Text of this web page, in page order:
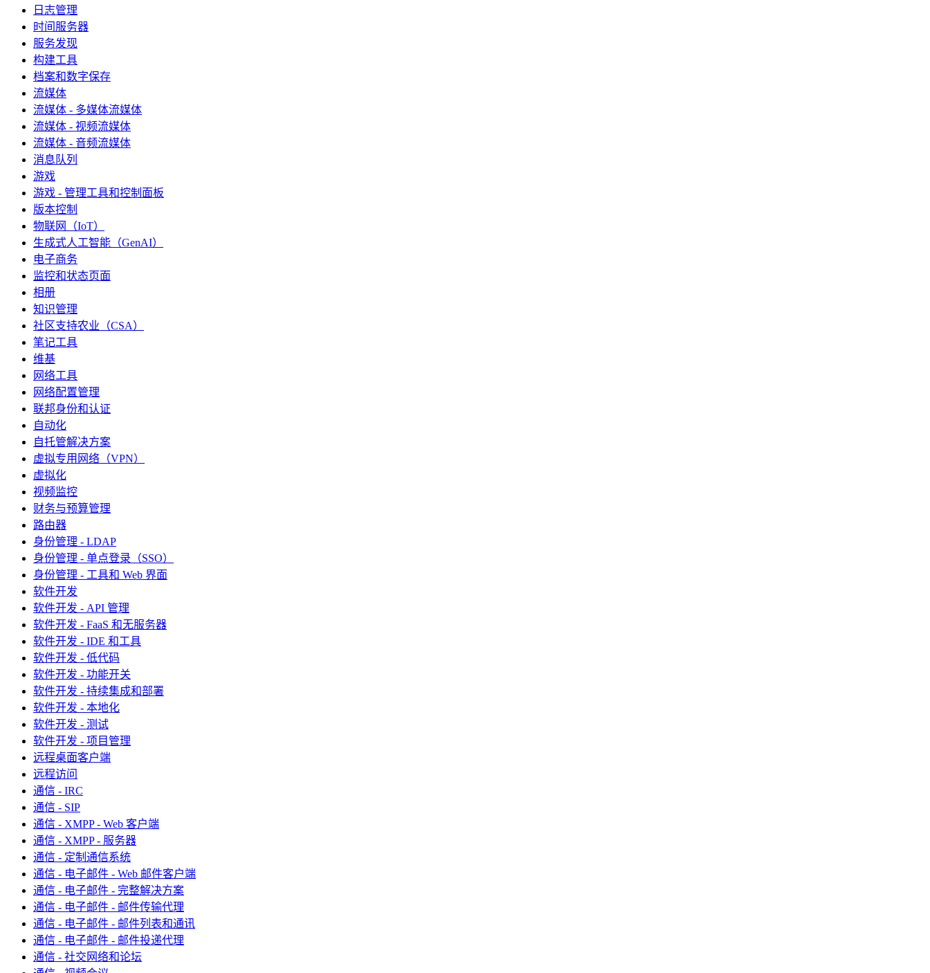
日志管理
时间服务器
服务发现
构建工具
档案和数字保存
流媒体
流媒体 - 多媒体流媒体
流媒体 - 视频流媒体
流媒体 - 音频流媒体
消息队列
游戏
游戏 - 管理工具和控制面板
版本控制
物联网（IoT）
生成式人工智能（GenAI）
电子商务
监控和状态页面
相册
知识管理
社区支持农业（CSA）
笔记工具
维基
网络工具
网络配置管理
联邦身份和认证
自动化
自托管解决方案
虚拟专用网络（VPN）
虚拟化
视频监控
财务与预算管理
路由器
身份管理 - LDAP
身份管理 - 单点登录（SSO）
身份管理 - 工具和 Web 界面
软件开发
软件开发 - API 管理
软件开发 - FaaS 和无服务器
软件开发 - IDE 和工具
软件开发 - 低代码
软件开发 - 功能开关
软件开发 - 持续集成和部署
软件开发 - 本地化
软件开发 - 测试
软件开发 - 项目管理
远程桌面客户端
远程访问
通信 - IRC
通信 - SIP
通信 - XMPP - Web 客户端
通信 - XMPP - 服务器
通信 - 定制通信系统
通信 - 电子邮件 - Web 邮件客户端
通信 - 电子邮件 - 完整解决方案
通信 - 电子邮件 - 邮件传输代理
通信 - 电子邮件 - 邮件列表和通讯
通信 - 电子邮件 - 邮件投递代理
通信 - 社交网络和论坛